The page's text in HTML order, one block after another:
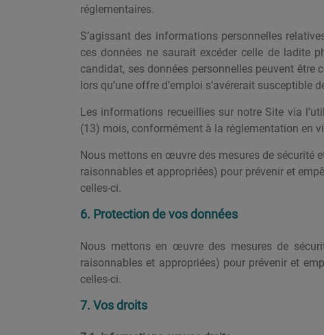
réglementaires.
S’agissant des informations personnelles
ces données ne saurait excéder celle de ladite
candidat, ses données personnelles peuvent
lors qu’une offre d’emploi s’avérerait susceptible
Les informations recueillies sur notre Site via
(13) mois, conformément à la réglementation en
Nous mettons en œuvre des mesures de sécurité
raisonnables et appropriées) pour prévenir et
celles-ci.
6. Protection de vos données
Nous mettons en œuvre des mesures de
raisonnables et appropriées) pour prévenir et
celles-ci.
7. Vos droits